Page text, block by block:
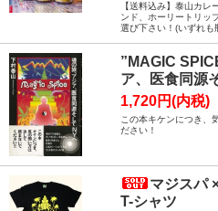
【送料込み】泰山カレ
ンド、ホーリートリッ
選び下さい！(いずれも
”MAGIC
ア、医食同源
1,720円(内税)
この本キケンにつき、
ださい！
マジスパ
T-シャツ